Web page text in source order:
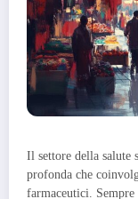
Il settore della salute
profonda che
farmaceutici.